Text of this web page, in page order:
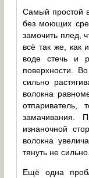
Самый простой
без моющих
замочить плед,
всё так же, как
воде стечь и
поверхности.
сильно
волокна
замачивания.
изнаночной
волокна
тянуть не сильно.
Ещё одна